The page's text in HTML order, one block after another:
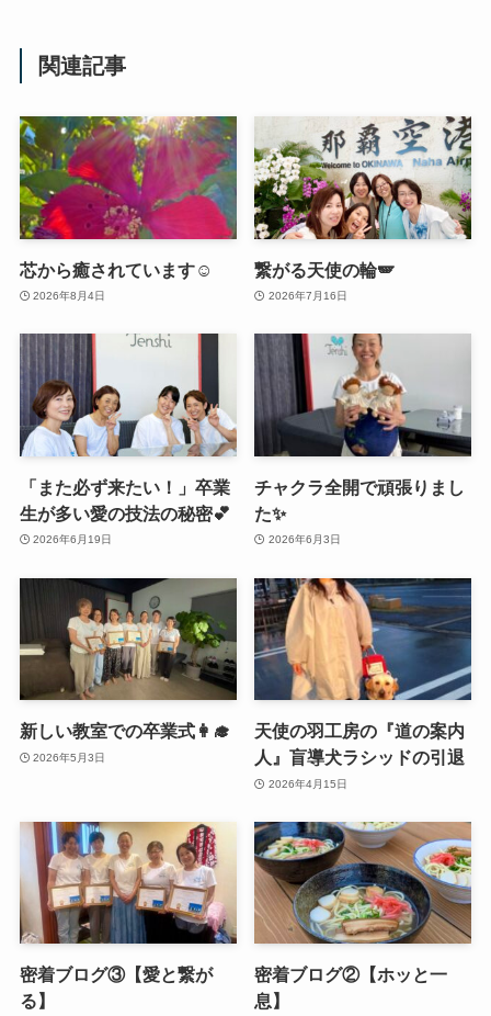
関連記事
芯から癒されています☺️
2026年8月4日
繋がる天使の輪🪽
2026年7月16日
「また必ず来たい！」卒業
生が多い愛の技法の秘密💕
2026年6月19日
チャクラ全開で頑張りまし
た✨
2026年6月3日
新しい教室での卒業式👩‍🎓
2026年5月3日
天使の羽工房の『道の案内
人』盲導犬ラシッドの引退
2026年4月15日
密着ブログ③【愛と繋が
る】
密着ブログ②【ホッと一
息】